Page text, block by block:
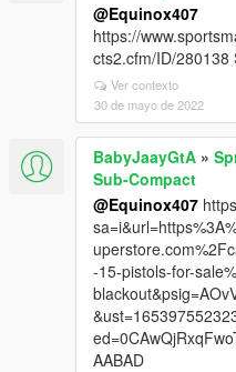
@Equinox407
https://
cts2.cfm/ID/
Ver contexto
30 de mayo de 2022
BabyJaayGtA »
Sub-Compact
@Equinox407
-15-pistols-for-
AABAD